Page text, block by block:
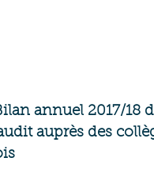
annuel 2017/18
auprès des